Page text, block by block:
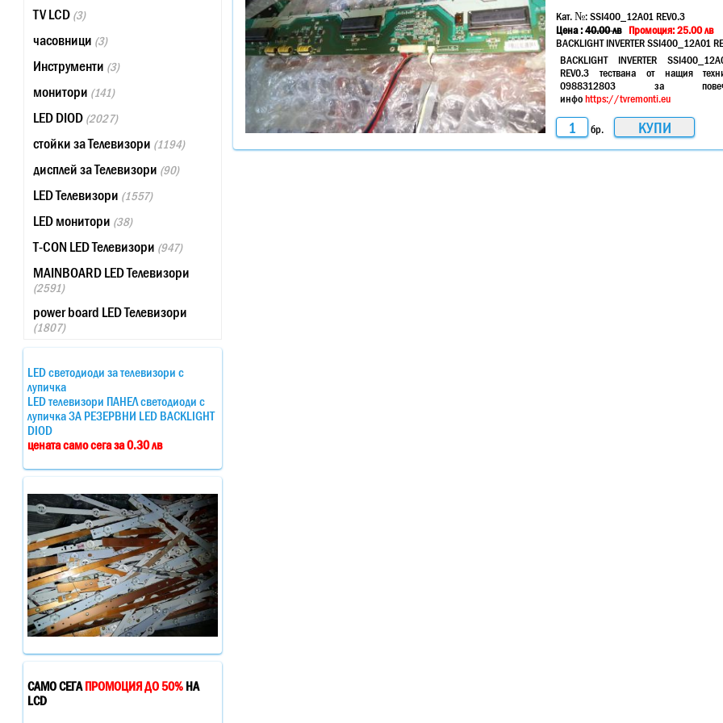
TV LCD (3)
часовници (3)
Инструменти (3)
монитори (141)
LED DIOD (2027)
стойки за Телевизори (1194)
дисплей за Телевизори (90)
LED Телевизори (1557)
LED монитори (38)
T-CON LED Телевизори (947)
MAINBOARD LED Телевизори
(2591)
power board LED Телевизори
(1807)
LED светодиоди за телевизори с
лупичка
LED телевизори ПАНЕЛ светодиоди с
лупичка ЗА РЕЗЕРВНИ LED BACKLIGHT
DIOD
цената само сега за 0.30 лв
САМО СЕГАПРОМОЦИЯ ДО 50% НА
LCD
Кат. №:SSI400_12A01 REV0.3
Цена :40.00лв Промоция: 25.00 лв
BACKLIGHT INVERTER SSI400_12A01
BACKLIGHT INVERTER
REV0.3 тествана от нащия
0988312803 за
инфоhttps://tvremonti.eu
бр.